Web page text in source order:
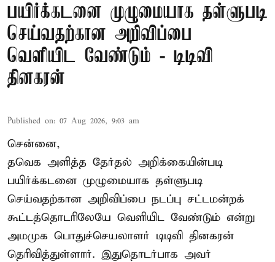
பயிர்க்கடனை முழுமையாக தள்ளுபடி
செய்வதற்கான அறிவிப்பை
வெளியிட வேண்டும் - டிடிவி
தினகரன்
Published on: 07 Aug 2026, 9:03 am
சென்னை,
தவெக அளித்த தேர்தல் அறிக்கையின்படி
பயிர்க்கடனை முழுமையாக தள்ளுபடி
செய்வதற்கான அறிவிப்பை நடப்பு சட்டமன்றக்
கூட்டத்தொடரிலேயே வெளியிட வேண்டும் என்று
அமமுக பொதுச்செயலாளர் டிடிவி தினகரன்
தெரிவித்துள்ளார். இதுதொடர்பாக அவர்